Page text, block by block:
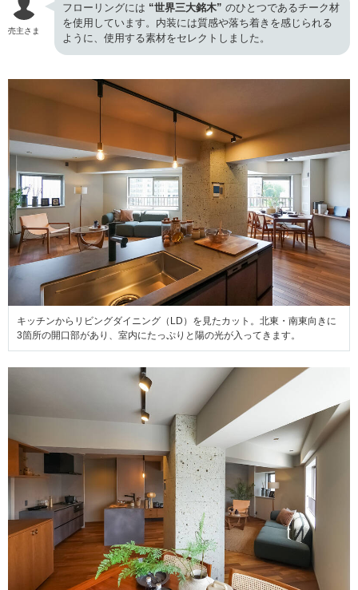
売主さま
フローリングには “世界三大銘木” のひとつであるチーク材
を使用しています。内装には質感や落ち着きを感じられる
ように、使用する素材をセレクトしました。
キッチンからリビングダイニング（LD）を見たカット。北東・南東向きに
3箇所の開口部があり、室内にたっぷりと陽の光が入ってきます。